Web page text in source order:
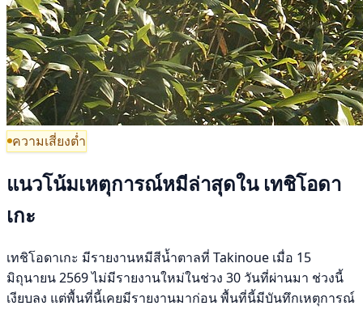
ความเสี่ยงต่ำ
แนวโน้มเหตุการณ์หมีล่าสุดใน เทชิโอดา
เกะ
เทชิโอดาเกะ มีรายงานหมีสีน้ำตาลที่ Takinoue เมื่อ 15
มิถุนายน 2569 ไม่มีรายงานใหม่ในช่วง 30 วันที่ผ่านมา ช่วงนี้
เงียบลง แต่พื้นที่นี้เคยมีรายงานมาก่อน พื้นที่นี้มีบันทึกเหตุการณ์